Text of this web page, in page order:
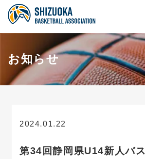
お知らせ
2024.01.22
第34回静岡県U14新人バ